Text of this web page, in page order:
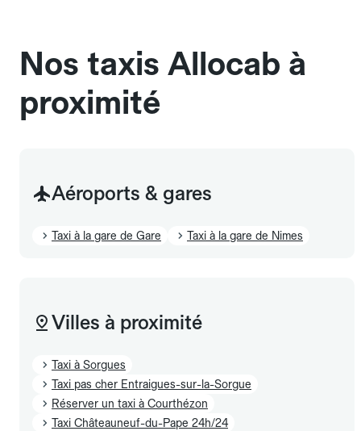
Nos taxis Allocab à
proximité
Aéroports & gares
Taxi à la gare de Gare Taxi à la gare de Nimes
Villes à proximité
Taxi à Sorgues
Taxi pas cher Entraigues-sur-la-Sorgue
Réserver un taxi à Courthézon
Taxi Châteauneuf-du-Pape 24h/24